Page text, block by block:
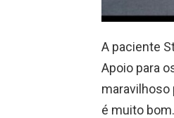
A paciente
Apoio para
maravilhoso
é muito